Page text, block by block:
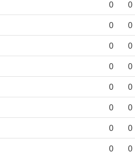
0 0
0 0
0 0
0 0
0 0
0 0
0 0
0 0